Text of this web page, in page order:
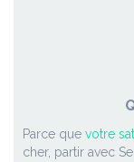
Parce que votre
cher, partir avec